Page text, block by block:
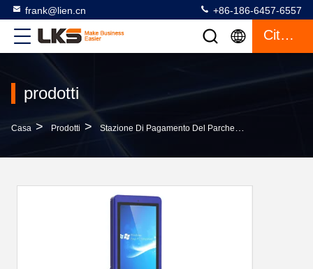
frank@lien.cn +86-186-6457-6557
Citazione
prodotti
Casa > Prodotti > Stazione Di Pagamento Del Parcheggio